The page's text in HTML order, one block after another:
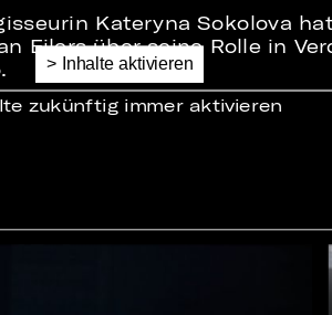
zukünftig immer aktivieren
Kateryna Sokolova
Eilers über seine Rolle in